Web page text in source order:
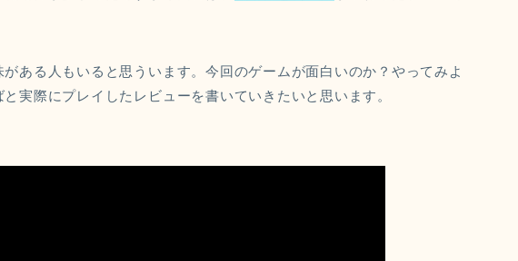
ある人もいると思ういます。今回のゲームが面白いのか？やってみよ
実際にプレイしたレビューを書いていきたいと思います。